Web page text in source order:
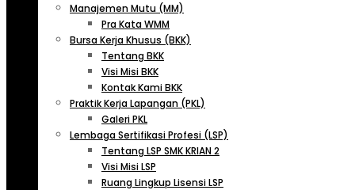
Manajemen Mutu (MM)
Pra Kata WMM
Bursa Kerja Khusus (BKK)
Tentang BKK
Visi Misi BKK
Kontak Kami BKK
Praktik Kerja Lapangan (PKL)
Galeri PKL
Lembaga Sertifikasi Profesi (LSP)
Tentang LSP SMK KRIAN 2
Visi Misi LSP
Ruang Lingkup Lisensi LSP